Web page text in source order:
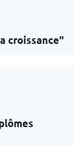
croissance"